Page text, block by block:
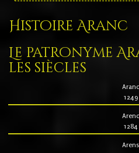
Histoire Aranc
Le patronyme
les siècles
Aranc
1249
Arenc
1284
Arens